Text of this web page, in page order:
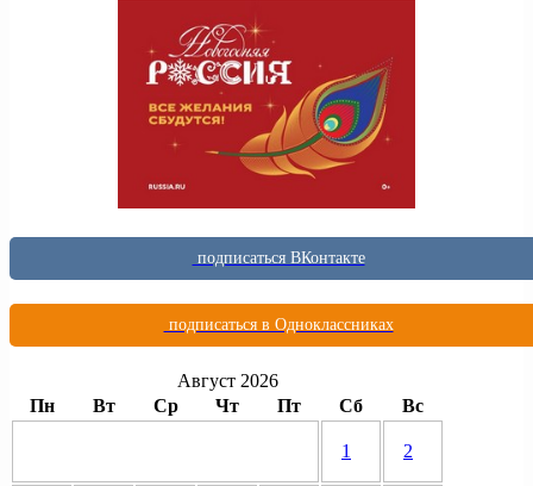
подписаться ВКонтакте
подписаться в Одноклассниках
Август 2026
Пн
Вт Ср Чт Пт Сб Вс
1 2